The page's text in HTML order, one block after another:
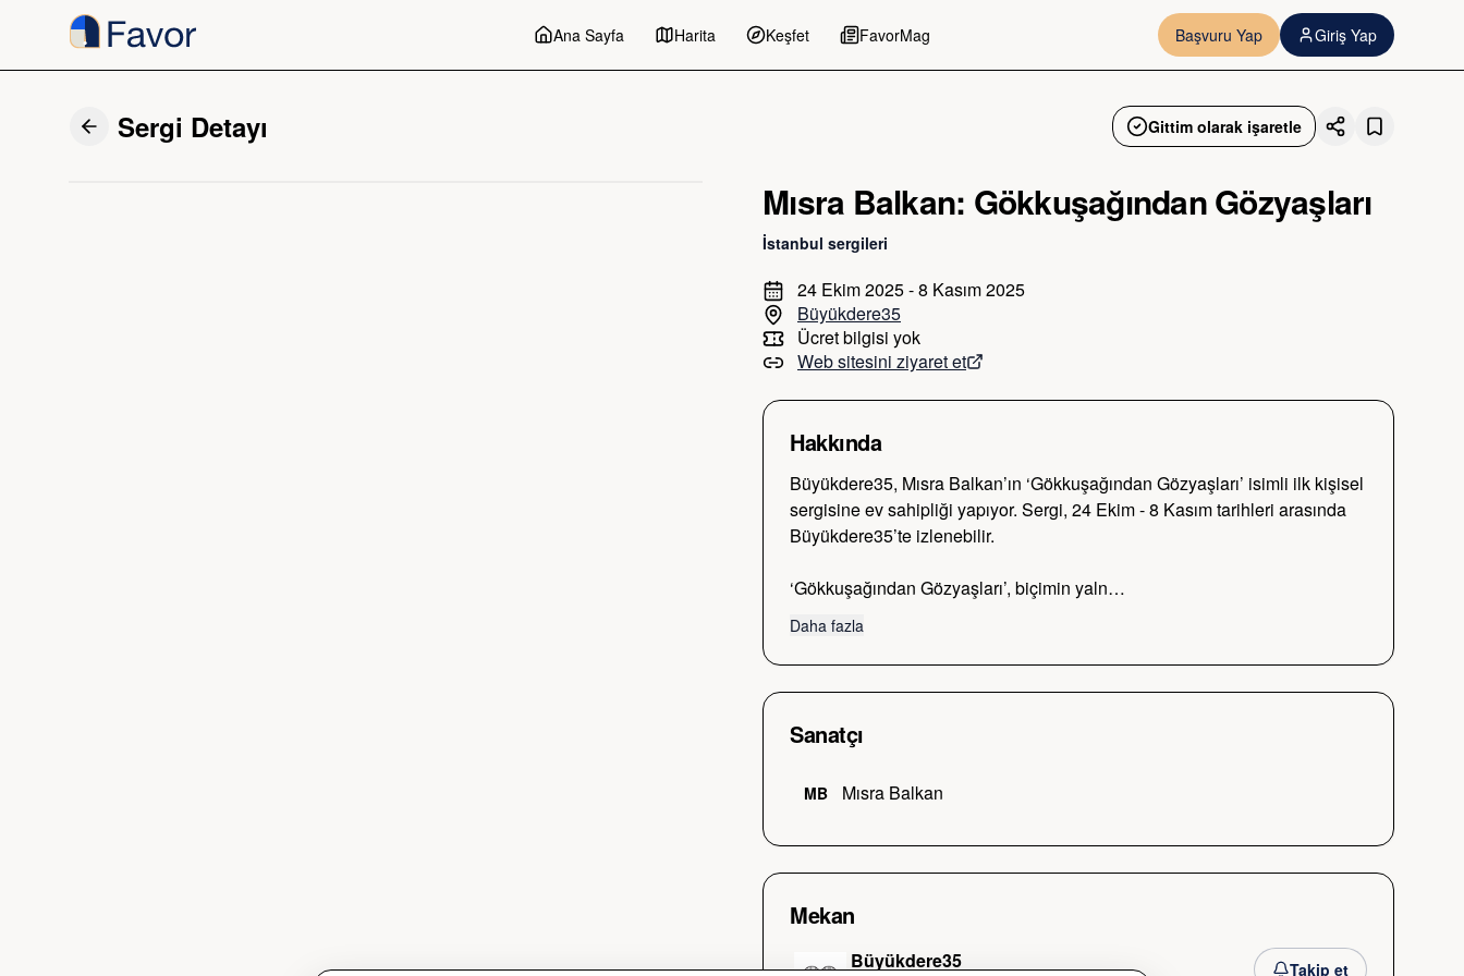
Ana Sayfa Harita Keşfet FavorMag Başvuru Yap Giriş Yap
Sergi Detayı Gittim olarak işaretle
Mısra Balkan: Gökkuşağından Gözyaşları
İstanbul sergileri
24 Ekim 2025 - 8 Kasım 2025
Büyükdere35
Ücret bilgisi yok
Web sitesini ziyaret et
Hakkında
Büyükdere35, Mısra Balkan’ın ‘Gökkuşağından Gözyaşları’ isimli ilk kişisel
sergisine ev sahipliği yapıyor. Sergi, 24 Ekim - 8 Kasım tarihleri arasında
Büyükdere35’te izlenebilir.
‘Gökkuşağından Gözyaşları’, biçimin yaln…
Daha fazla
Sanatçı
MB Mısra Balkan
Mekan
Büyükdere35 Takip et